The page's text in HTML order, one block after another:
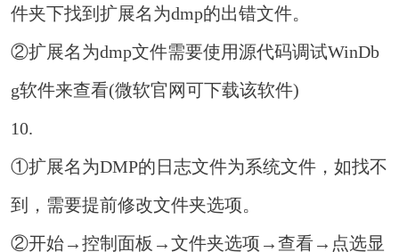
件夹下找到扩展名为dmp的出错文件。
②扩展名为dmp文件需要使用源代码调试WinDb
g软件来查看(微软官网可下载该软件)
10.
①扩展名为DMP的日志文件为系统文件，如找不
到，需要提前修改文件夹选项。
②开始→控制面板→文件夹选项→查看→点选显